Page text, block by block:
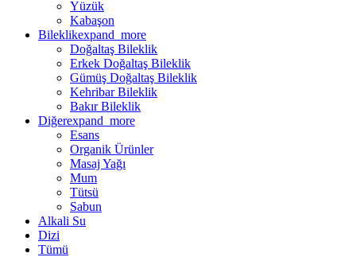
Yüzük
Kabaşon
Bileklikexpand_more
Doğaltaş Bileklik
Erkek Doğaltaş Bileklik
Gümüş Doğaltaş Bileklik
Kehribar Bileklik
Bakır Bileklik
Diğerexpand_more
Esans
Organik Ürünler
Masaj Yağı
Mum
Tütsü
Sabun
Alkali Su
Dizi
Tümü